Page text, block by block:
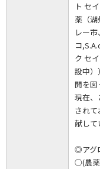
ト セ
薬（
レー
コ
ク セ
設中）
開を図
現在、
され
献して
◎アグ
○(農薬